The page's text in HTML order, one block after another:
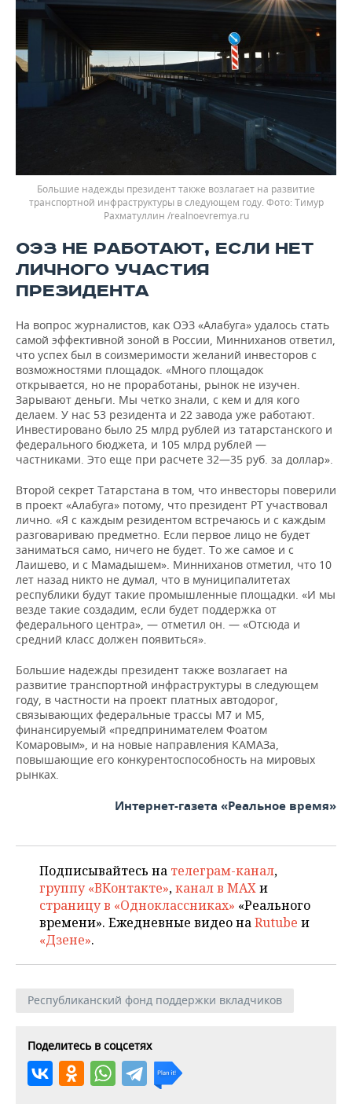
Большие надежды президент также возлагает на развитие
транспортной инфраструктуры в следующем году. Фото: Тимур
Рахматуллин /realnoevremya.ru
ОЭЗ НЕ РАБОТАЮТ, ЕСЛИ НЕТ
ЛИЧНОГО УЧАСТИЯ
ПРЕЗИДЕНТА
На вопрос журналистов, как ОЭЗ «Алабуга» удалось стать
самой эффективной зоной в России, Минниханов ответил,
что успех был в соизмеримости желаний инвесторов с
возможностями площадок. «Много площадок
открывается, но не проработаны, рынок не изучен.
Зарывают деньги. Мы четко знали, с кем и для кого
делаем. У нас 53 резидента и 22 завода уже работают.
Инвестировано было 25 млрд рублей из татарстанского и
федерального бюджета, и 105 млрд рублей —
частниками. Это еще при расчете 32—35 руб. за доллар».
Второй секрет Татарстана в том, что инвесторы поверили
в проект «Алабуга» потому, что президент РТ участвовал
лично. «Я с каждым резидентом встречаюсь и с каждым
разговариваю предметно. Если первое лицо не будет
заниматься само, ничего не будет. То же самое и с
Лаишево, и с Мамадышем». Минниханов отметил, что 10
лет назад никто не думал, что в муниципалитетах
республики будут такие промышленные площадки. «И мы
везде такие создадим, если будет поддержка от
федерального центра», — отметил он. — «Отсюда и
средний класс должен появиться».
Большие надежды президент также возлагает на
развитие транспортной инфраструктуры в следующем
году, в частности на проект платных автодорог,
связывающих федеральные трассы М7 и М5,
финансируемый «предпринимателем Фоатом
Комаровым», и на новые направления КАМАЗа,
повышающие его конкурентоспособность на мировых
рынках.
Интернет-газета «Реальное время»
Подписывайтесь на телеграм-канал,
группу «ВКонтакте»,канал в MAXи
страницу в «Одноклассниках» «Реального
времени». Ежедневные видео наRutube и
«Дзене».
Республиканский фонд поддержки вкладчиков
Поделитесь в соцсетях